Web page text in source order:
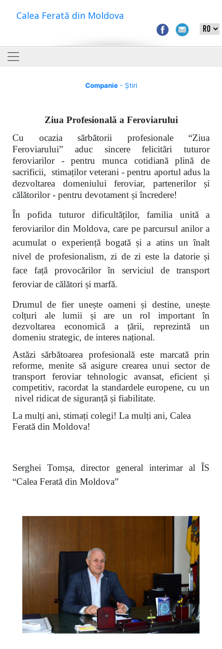
Calea Ferată din Moldova
Companie- Știri
Ziua Profesională a Feroviarului
Cu ocazia sărbătorii profesionale “Ziua
Feroviarului” aduc sincere felicitări tuturor
feroviarilor - pentru munca cotidiană plină de
sacrificii, stimaților veterani - pentru aportul adus la
dezvoltarea domeniului feroviar, partenerilor și
călătorilor - pentru devotament și încredere!
În pofida tuturor dificultăților, familia unită a
feroviarilor din Moldova, care pe parcursul anilor a
acumulat o experiență bogată și a atins un înalt
nivel de profesionalism, zi de zi este la datorie și
face față provocărilor în serviciul de transport
feroviar de călători și marfă.
Drumul de fier unește oameni și destine, unește
colțuri ale lumii și are un rol important în
dezvoltarea economică a țării, reprezintă un
domeniu strategic, de interes național.
Astăzi sărbătoarea profesională este marcată prin
reforme, menite să asigure crearea unui sector de
transport feroviar tehnologic avansat, eficient și
competitiv, racordat la standardele europene, cu un
nivel ridicat de siguranță și fiabilitate.
La mulți ani, stimați colegi! La mulți ani, Calea
Ferată din Moldova!
Serghei Tomșa, director general interimar al ÎS
“Calea Ferată din Moldova”